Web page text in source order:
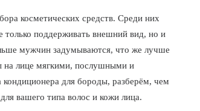
косметических средств. Среди них
только поддерживать внешний вид, но и
мужчин задумываются, что же лучше
на лице мягкими, послушными и
для бороды, разберём, чем
вашего типа волос и кожи лица.